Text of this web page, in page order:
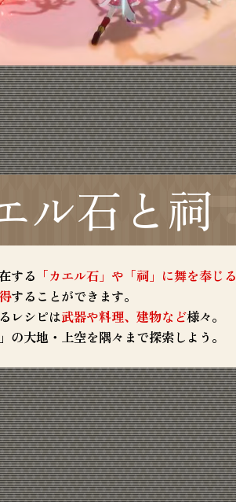
ル石と祠
する 「カエル石」や「祠」に舞を奉じる
することができます。
レシピは武器や料理、建物など様々。
の大地・上空を隅々まで探索しよう。